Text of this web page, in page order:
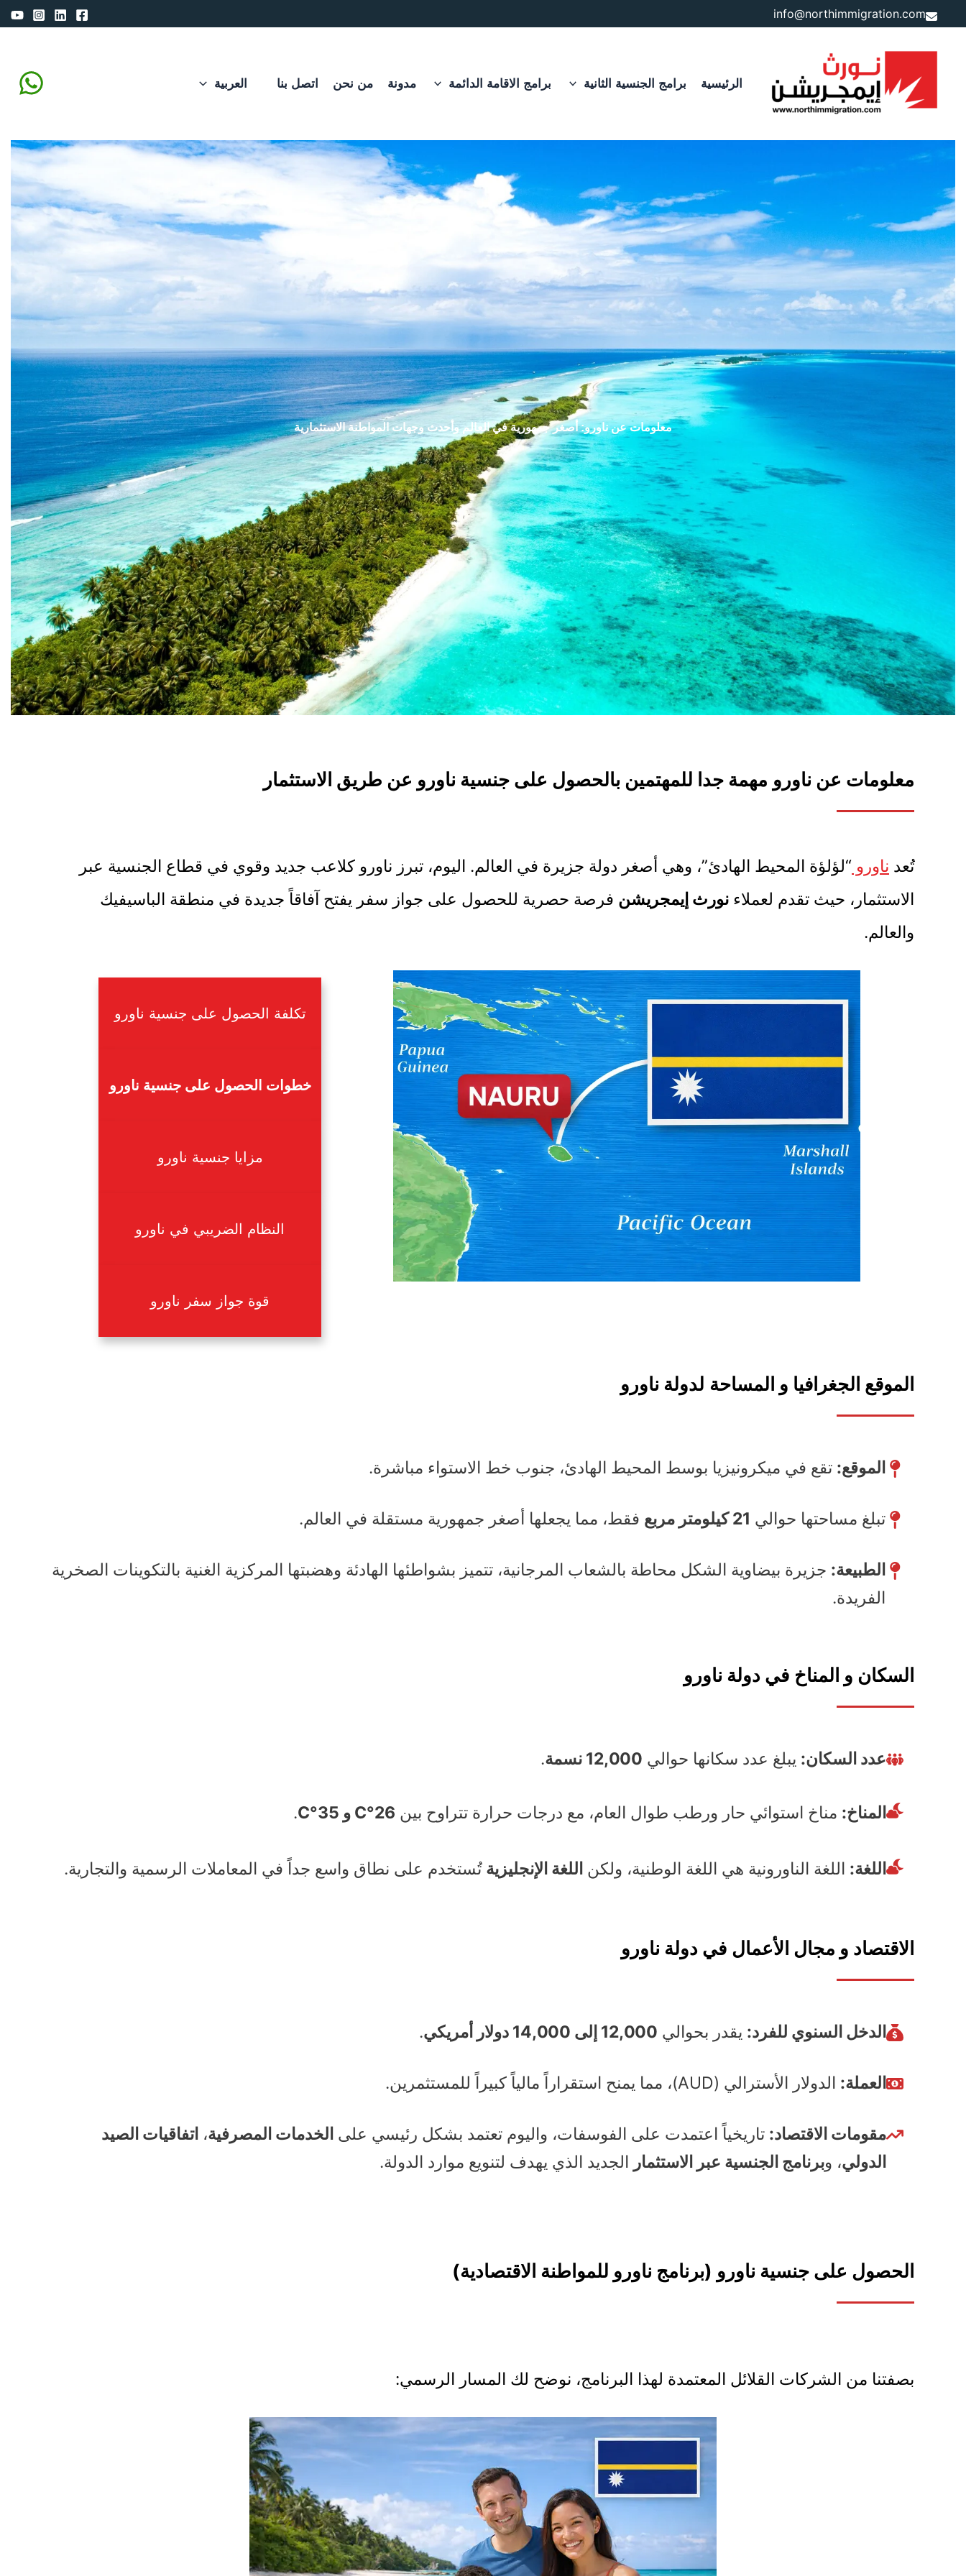
إلى
info@northimmigration.com
الرئيسية برامج الجنسية الثانية برامج الاقامة الدائمة مدونة من نحن اتصل بنا العربية
معلومات عن ناورو: أصغر جمهورية في العالم وأحدث وجهات المواطنة الاستثمارية
معلومات عن ناورو مهمة جدا للمهتمين بالحصول على جنسية ناورو عن طريق الاستثمار
تُعد ناورو “لؤلؤة المحيط الهادئ”، وهي أصغر دولة جزيرة في العالم. اليوم، تبرز ناورو كلاعب جديد وقوي في قطاع الجنسية عبر
الاستثمار، حيث تقدم لعملاء نورث إيمجريشن فرصة حصرية للحصول على جواز سفر يفتح آفاقاً جديدة في منطقة الباسيفيك
والعالم.
تكلفة الحصول على جنسية ناورو
خطوات الحصول على جنسية ناورو
مزايا جنسية ناورو
النظام الضريبي في ناورو
قوة جواز سفر ناورو
الموقع الجغرافيا و المساحة لدولة ناورو
الموقع: تقع في ميكرونيزيا بوسط المحيط الهادئ، جنوب خط الاستواء مباشرة.
تبلغ مساحتها حوالي 21 كيلومتر مربع فقط، مما يجعلها أصغر جمهورية مستقلة في العالم.
الطبيعة: جزيرة بيضاوية الشكل محاطة بالشعاب المرجانية، تتميز بشواطئها الهادئة وهضبتها المركزية الغنية بالتكوينات الصخرية
الفريدة.
السكان و المناخ في دولة ناورو
عدد السكان: يبلغ عدد سكانها حوالي 12,000 نسمة .
المناخ: مناخ استوائي حار ورطب طوال العام، مع درجات حرارة تتراوح بين 26°C و 35°C .
اللغة: اللغة الناورونية هي اللغة الوطنية، ولكن اللغة الإنجليزية تُستخدم على نطاق واسع جداً في المعاملات الرسمية والتجارية.
الاقتصاد و مجال الأعمال في دولة ناورو
الدخل السنوي للفرد: يقدر بحوالي 12,000 إلى 14,000 دولار أمريكي .
العملة: الدولار الأسترالي (AUD)، مما يمنح استقراراً مالياً كبيراً للمستثمرين.
مقومات الاقتصاد: تاريخياً اعتمدت على الفوسفات، واليوم تعتمد بشكل رئيسي على الخدمات المصرفية، اتفاقيات الصيد
الدولي، وبرنامج الجنسية عبر الاستثمار الجديد الذي يهدف لتنويع موارد الدولة.
الحصول على جنسية ناورو (برنامج ناورو للمواطنة الاقتصادية)
بصفتنا من الشركات القلائل المعتمدة لهذا البرنامج، نوضح لك المسار الرسمي: